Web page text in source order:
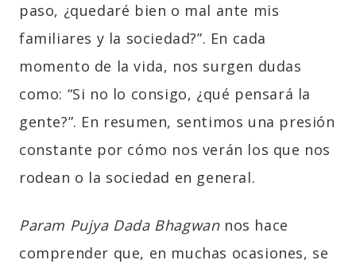
paso, ¿quedaré bien o mal ante mis
familiares y la sociedad?”. En cada
momento de la vida, nos surgen dudas
como: “Si no lo consigo, ¿qué pensará la
gente?”. En resumen, sentimos una presión
constante por cómo nos verán los que nos
rodean o la sociedad en general.
Param Pujya Dada Bhagwannos hace
comprender que, en muchas ocasiones, se